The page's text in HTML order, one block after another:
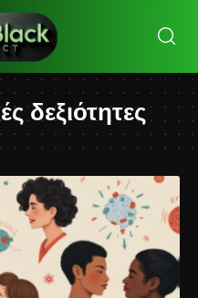
δεξιότητες